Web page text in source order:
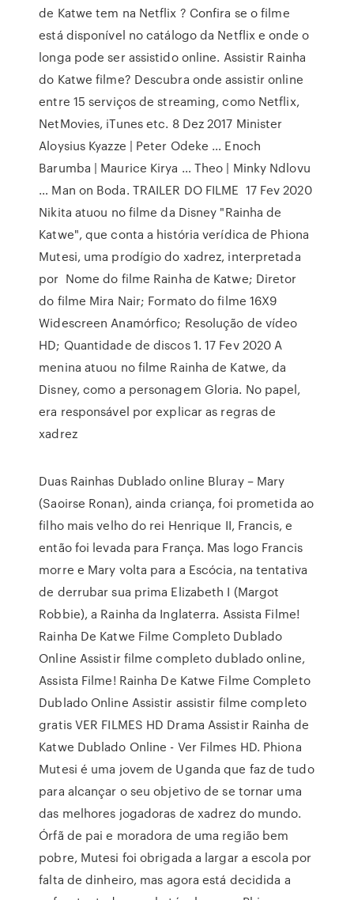
de Katwe tem na Netflix ? Confira se o filme
está disponível no catálogo da Netflix e onde o
longa pode ser assistido online. Assistir Rainha
do Katwe filme? Descubra onde assistir online
entre 15 serviços de streaming, como Netflix,
NetMovies, iTunes etc. 8 Dez 2017 Minister
Aloysius Kyazze | Peter Odeke … Enoch
Barumba | Maurice Kirya … Theo | Minky Ndlovu
… Man on Boda. TRAILER DO FILME 17 Fev 2020
Nikita atuou no filme da Disney "Rainha de
Katwe", que conta a história verídica de Phiona
Mutesi, uma prodígio do xadrez, interpretada
por Nome do filme Rainha de Katwe; Diretor
do filme Mira Nair; Formato do filme 16X9
Widescreen Anamórfico; Resolução de vídeo
HD; Quantidade de discos 1. 17 Fev 2020 A
menina atuou no filme Rainha de Katwe, da
Disney, como a personagem Gloria. No papel,
era responsável por explicar as regras de
xadrez
Duas Rainhas Dublado online Bluray – Mary
(Saoirse Ronan), ainda criança, foi prometida ao
filho mais velho do rei Henrique II, Francis, e
então foi levada para França. Mas logo Francis
morre e Mary volta para a Escócia, na tentativa
de derrubar sua prima Elizabeth I (Margot
Robbie), a Rainha da Inglaterra. Assista Filme!
Rainha De Katwe Filme Completo Dublado
Online Assistir filme completo dublado online,
Assista Filme! Rainha De Katwe Filme Completo
Dublado Online Assistir assistir filme completo
gratis VER FILMES HD Drama Assistir Rainha de
Katwe Dublado Online - Ver Filmes HD. Phiona
Mutesi é uma jovem de Uganda que faz de tudo
para alcançar o seu objetivo de se tornar uma
das melhores jogadoras de xadrez do mundo.
Órfã de pai e moradora de uma região bem
pobre, Mutesi foi obrigada a largar a escola por
falta de dinheiro, mas agora está decidida a